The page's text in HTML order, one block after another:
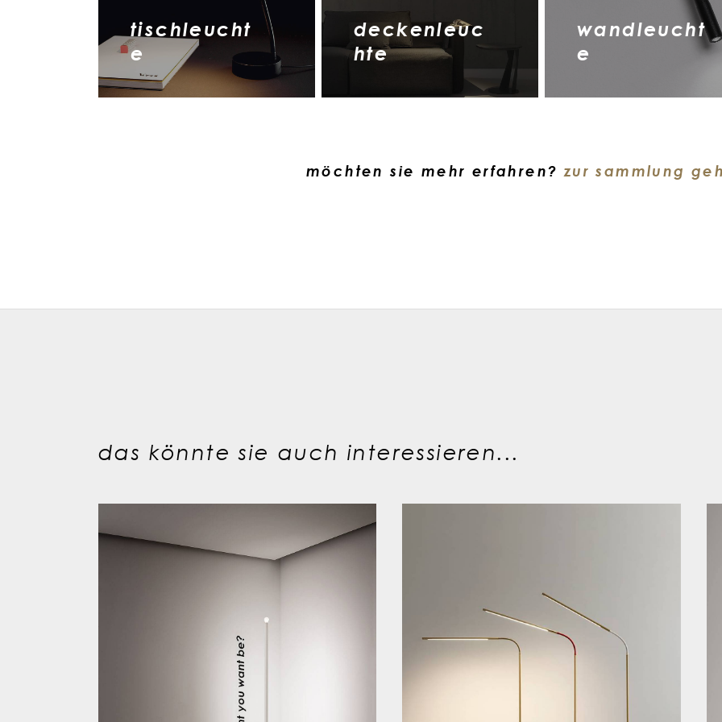
tischleucht
e
deckenleuc
hte
wandleucht
e
möchten sie mehr erfahren? zur sammlung
das könnte sie auch interessieren...